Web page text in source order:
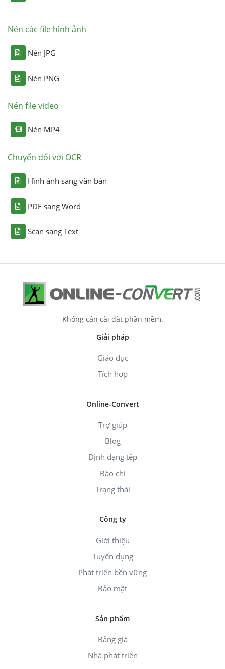
Nén các file hình ảnh
Nén JPG
Nén PNG
Nén file video
Nén MP4
Chuyển đổi với OCR
Hình ảnh sang văn bản
PDF sang Word
Scan sang Text
Không cần cài đặt phần mềm.
Giải pháp
Giáo dục
Tích hợp
Online-Convert
Trợ giúp
Blog
Định dạng tệp
Báo chí
Trạng thái
Công ty
Giới thiệu
Tuyển dụng
Phát triển bền vững
Bảo mật
Sản phẩm
Bảng giá
Nhà phát triển